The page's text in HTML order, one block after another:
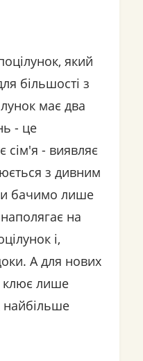
який
більшості з
має два
- це
сім'я - виявляє
з дивним
бачимо лише
на
і,
А для нових
клює лише
найбільше